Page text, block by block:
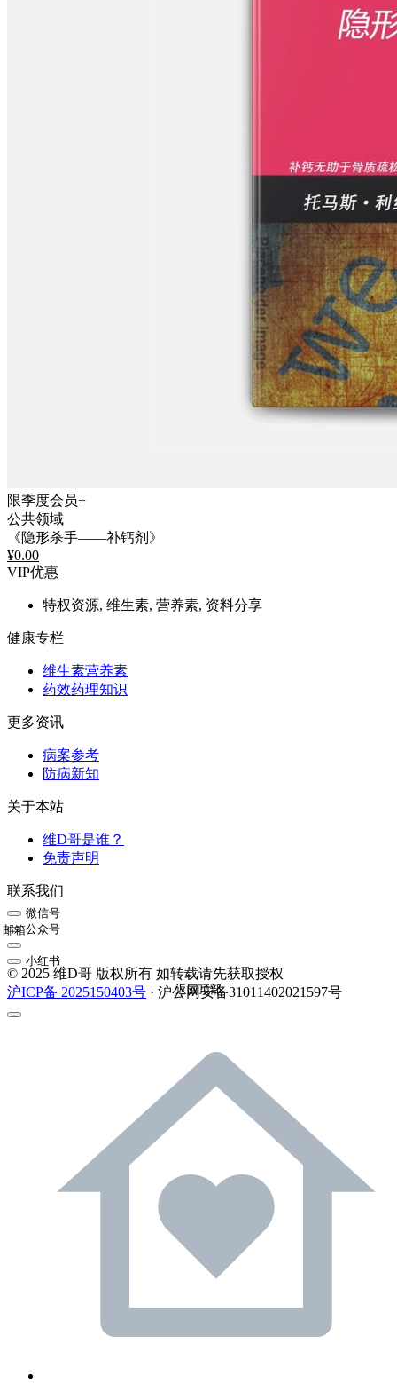
限季度会员+
公共领域
《隐形杀手——补钙剂》
¥0.00
VIP优惠
特权资源, 维生素, 营养素, 资料分享
健康专栏
维生素营养素
药效药理知识
更多资讯
病案参考
防病新知
关于本站
维D哥是谁？
免责声明
联系我们
微信号
公众号
邮箱
小红书
© 2025 维D哥 版权所有 如转载请先获取授权
沪ICP备 2025150403号 · 沪公网安备31011402021597号
返回顶部